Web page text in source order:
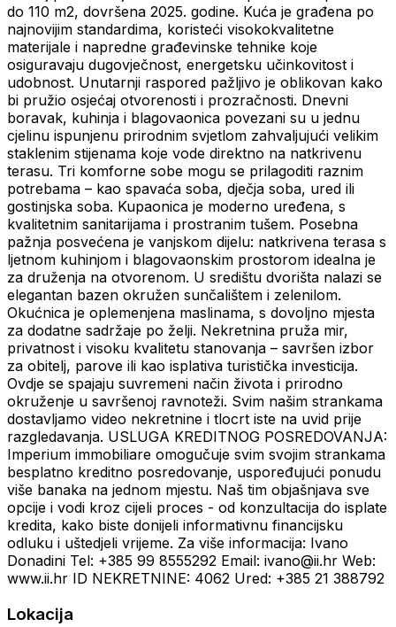
do 110 m2, dovršena 2025. godine. Kuća je građena po
najnovijim standardima, koristeći visokokvalitetne
materijale i napredne građevinske tehnike koje
osiguravaju dugovječnost, energetsku učinkovitost i
udobnost. Unutarnji raspored pažljivo je oblikovan kako
bi pružio osjećaj otvorenosti i prozračnosti. Dnevni
boravak, kuhinja i blagovaonica povezani su u jednu
cjelinu ispunjenu prirodnim svjetlom zahvaljujući velikim
staklenim stijenama koje vode direktno na natkrivenu
terasu. Tri komforne sobe mogu se prilagoditi raznim
potrebama – kao spavaća soba, dječja soba, ured ili
gostinjska soba. Kupaonica je moderno uređena, s
kvalitetnim sanitarijama i prostranim tušem. Posebna
pažnja posvećena je vanjskom dijelu: natkrivena terasa s
ljetnom kuhinjom i blagovaonskim prostorom idealna je
za druženja na otvorenom. U središtu dvorišta nalazi se
elegantan bazen okružen sunčalištem i zelenilom.
Okućnica je oplemenjena maslinama, s dovoljno mjesta
za dodatne sadržaje po želji. Nekretnina pruža mir,
privatnost i visoku kvalitetu stanovanja – savršen izbor
za obitelj, parove ili kao isplativa turistička investicija.
Ovdje se spajaju suvremeni način života i prirodno
okruženje u savršenoj ravnoteži. Svim našim strankama
dostavljamo video nekretnine i tlocrt iste na uvid prije
razgledavanja. USLUGA KREDITNOG POSREDOVANJA:
Imperium immobiliare omogučuje svim svojim strankama
besplatno kreditno posredovanje, uspoređujući ponudu
više banaka na jednom mjestu. Naš tim objašnjava sve
opcije i vodi kroz cijeli proces - od konzultacija do isplate
kredita, kako biste donijeli informativnu financijsku
odluku i uštedjeli vrijeme. Za više informacija: Ivano
Donadini Tel: +385 99 8555292 Email: ivano@ii.hr Web:
www.ii.hr ID NEKRETNINE: 4062 Ured: +385 21 388792
Lokacija